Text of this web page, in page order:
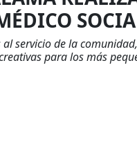
servicio de la
para los más